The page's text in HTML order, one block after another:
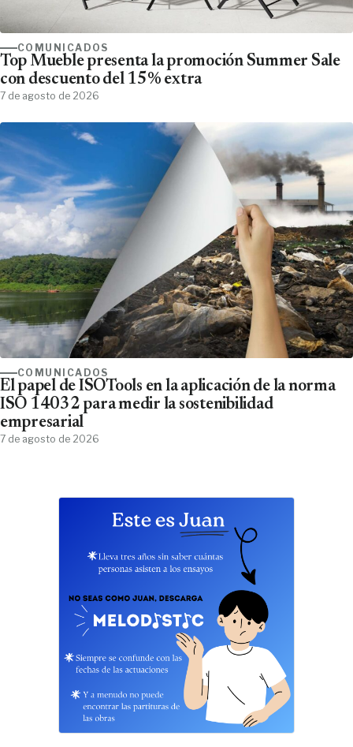
COMUNICADOS
Top Mueble presenta la promoción Summer Sale
con descuento del 15% extra
7 de agosto de 2026
COMUNICADOS
El papel de ISOTools en la aplicación de la norma
ISO 14032 para medir la sostenibilidad
empresarial
7 de agosto de 2026